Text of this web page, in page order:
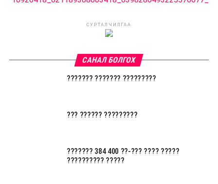
СУРТАЛЧИЛГАА
САНАЛ БОЛГОХ
??????? ??????? ?????????
??? ?????? ?????????
??????? 384 400 ??-??? ???? ?????
?????????? ?????